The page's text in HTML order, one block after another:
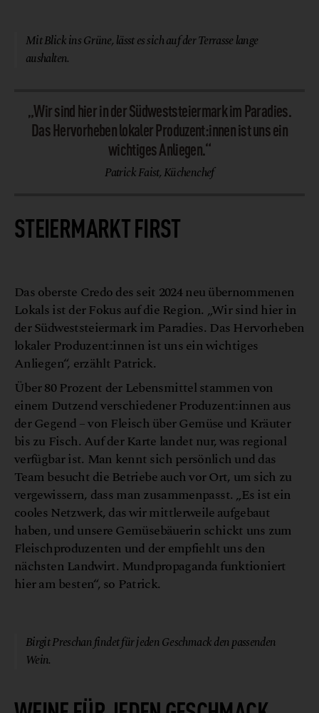
Mit Blick ins Grüne, lässt es sich auf der Terrasse lange
aushalten.
„Wir sind hier in der Südweststeiermark im Paradies.
Das Hervorheben lokaler Produzent:innen ist uns ein
wichtiges Anliegen.“
Patrick Faist, Küchenchef
STEIERMARKT FIRST
Das oberste Credo des seit 2024 neu übernommenen
Lokals ist der Fokus auf die Region. „Wir sind hier in
der Südweststeiermark im Paradies. Das Hervorheben
lokaler Produzent:innen ist uns ein wichtiges
Anliegen“, erzählt Patrick.
Über 80 Prozent der Lebensmittel stammen von
einem Dutzend verschiedener Produzent:innen aus
der Gegend – von Fleisch über Gemüse und Kräuter
bis zu Fisch. Auf der Karte landet nur, was regional
verfügbar ist. Man kennt sich persönlich und das
Team besucht die Betriebe auch vor Ort, um sich zu
vergewissern, dass man zusammenpasst. „Es ist ein
cooles Netzwerk, das wir mittlerweile aufgebaut
haben, und unsere Gemüsebäuerin schickt uns zum
Fleischproduzenten und der empfiehlt uns den
nächsten Landwirt. Mundpropaganda funktioniert
hier am besten“, so Patrick.
Birgit Preschan findet für jeden Geschmack den passenden
Wein.